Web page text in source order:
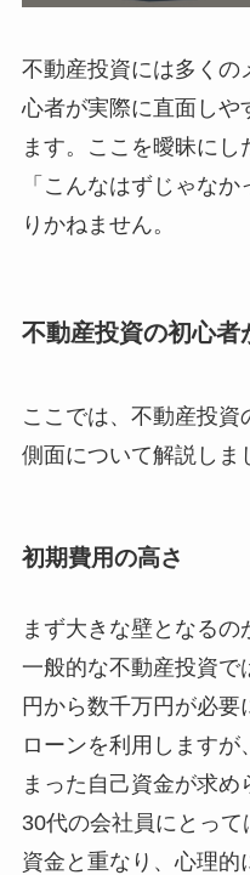
不動産投資には多くの
心者が実際に直面しや
ます。ここを曖昧にし
「こんなはずじゃな
りかねません。
不動産投資の初心者
ここでは、不動産投
側面について解説しま
初期費用の高さ
まず大きな壁となるの
一般的な不動産投資で
円から数千万円が必
ローンを利用しますが
まった自己資金が求め
30代の会社員にとっ
資金と重なり、心理的